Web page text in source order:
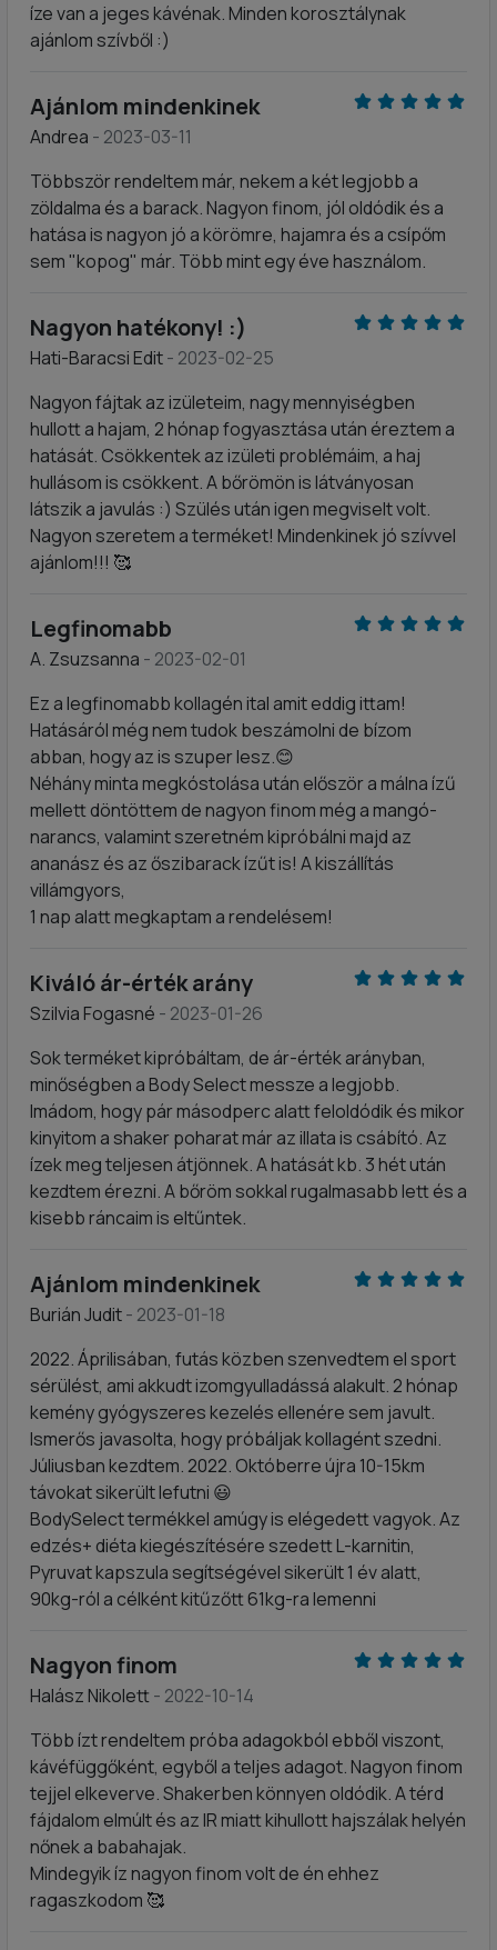
íze van a jeges kávénak. Minden korosztálynak
ajánlom szívből :)
Ajánlom mindenkinek
Andrea - 2023-03-11
Többször rendeltem már, nekem a két legjobb a
zöldalma és a barack. Nagyon finom, jól oldódik és a
hatása is nagyon jó a körömre, hajamra és a csípőm
sem "kopog" már. Több mint egy éve használom.
Nagyon hatékony! :)
Hati-Baracsi Edit- 2023-02-25
Nagyon fájtak az izületeim, nagy mennyiségben
hullott a hajam, 2 hónap fogyasztása után éreztem a
hatását. Csökkentek az izületi problémáim, a haj
hullásom is csökkent. A bőrömön is látványosan
látszik a javulás :) Szülés után igen megviselt volt.
Nagyon szeretem a terméket! Mindenkinek jó szívvel
ajánlom!!! 🥰
Legfinomabb
A. Zsuzsanna - 2023-02-01
Ez a legfinomabb kollagén ital amit eddig ittam!
Hatásáról még nem tudok beszámolni de bízom
abban, hogy az is szuper lesz.😊
Néhány minta megkóstolása után először a málna ízű
mellett döntöttem de nagyon finom még a mangó-
narancs, valamint szeretném kipróbálni majd az
ananász és az őszibarack ízűt is! A kiszállítás
villámgyors,
1 nap alatt megkaptam a rendelésem!
Kiváló ár-érték arány
Szilvia Fogasné - 2023-01-26
Sok terméket kipróbáltam, de ár-érték arányban,
minőségben a Body Select messze a legjobb.
Imádom, hogy pár másodperc alatt feloldódik és mikor
kinyitom a shaker poharat már az illata is csábító. Az
ízek meg teljesen átjönnek. A hatását kb. 3 hét után
kezdtem érezni. A bőröm sokkal rugalmasabb lett és a
kisebb ráncaim is eltűntek.
Ajánlom mindenkinek
Burián Judit- 2023-01-18
2022. Áprilisában, futás közben szenvedtem el sport
sérülést, ami akkudt izomgyulladássá alakult. 2 hónap
kemény gyógyszeres kezelés ellenére sem javult.
Ismerős javasolta, hogy próbáljak kollagént szedni.
Júliusban kezdtem. 2022. Októberre újra 10-15km
távokat sikerült lefutni 😃
BodySelect termékkel amúgy is elégedett vagyok. Az
edzés+ diéta kiegészítésére szedett L-karnitin,
Pyruvat kapszula segítségével sikerült 1 év alatt,
90kg-ról a célként kitűzőtt 61kg-ra lemenni
Nagyon finom
Halász Nikolett- 2022-10-14
Több ízt rendeltem próba adagokból ebből viszont,
kávéfüggőként, egyből a teljes adagot. Nagyon finom
tejjel elkeverve. Shakerben könnyen oldódik. A térd
fájdalom elmúlt és az IR miatt kihullott hajszálak helyén
nőnek a babahajak.
Mindegyik íz nagyon finom volt de én ehhez
ragaszkodom 🥰